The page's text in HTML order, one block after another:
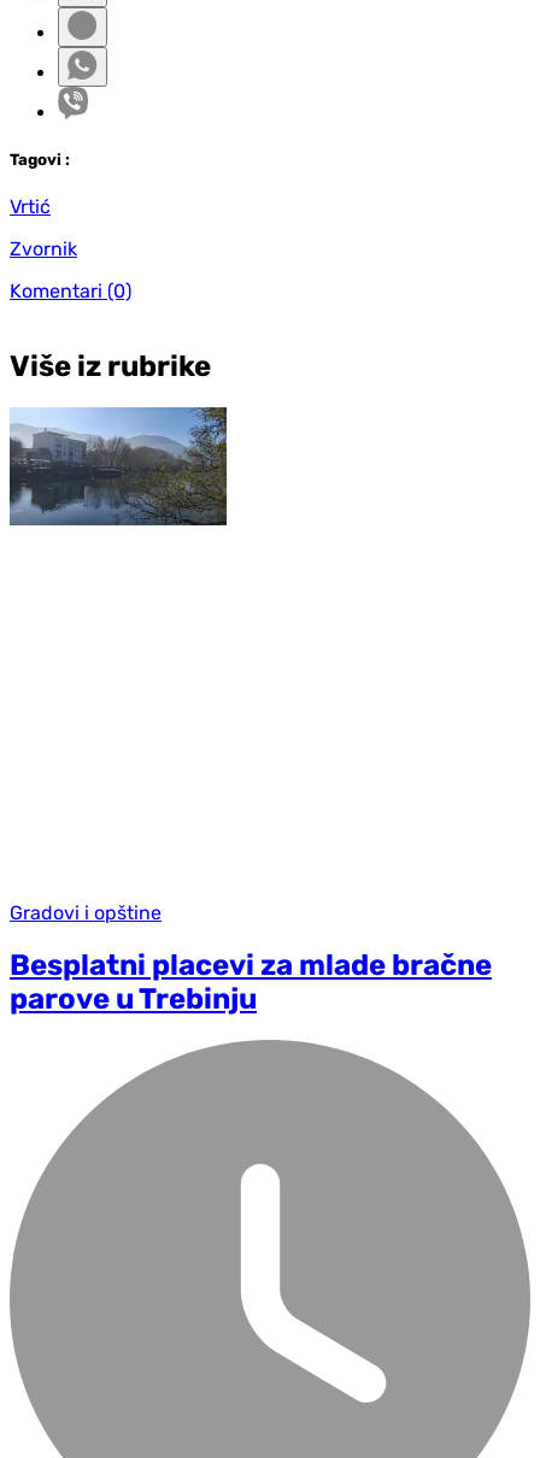
Tagovi :
Vrtić
Zvornik
Komentari (0)
Više iz rubrike
Gradovi i opštine
Besplatni placevi za mlade bračne
parove u Trebinju